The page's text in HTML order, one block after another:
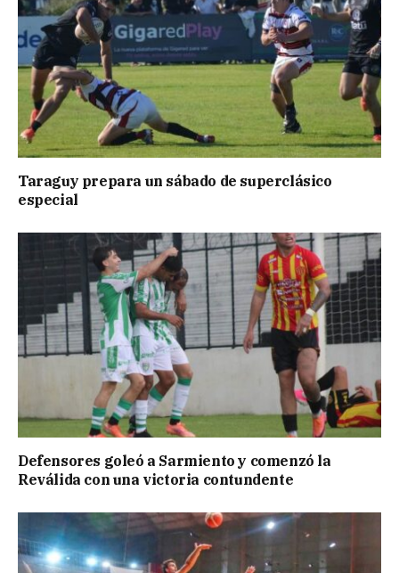
Taraguy prepara un sábado de superclásico
especial
Defensores goleó a Sarmiento y comenzó la
Reválida con una victoria contundente